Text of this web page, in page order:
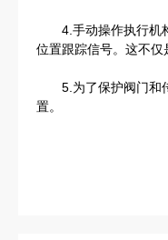
4.手动操作执行机构
位置跟踪信号。这不
5.为了保护阀门和传
置。